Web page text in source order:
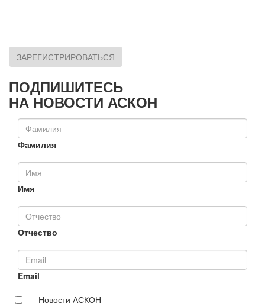
ЗАРЕГИСТРИРОВАТЬСЯ
ПОДПИШИТЕСЬ
НА НОВОСТИ АСКОН
Фамилия
Имя
Отчество
Email
Новости АСКОН